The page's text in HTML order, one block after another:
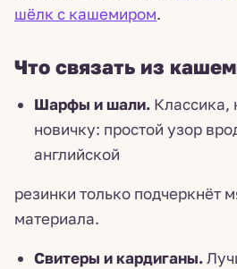
шёлк с кашемиром.
Что связать из
Шарфы и шали. Классика,
новичку: простой узор
английской
резинки только подчеркнёт
материала.
Свитеры и кардиганы.